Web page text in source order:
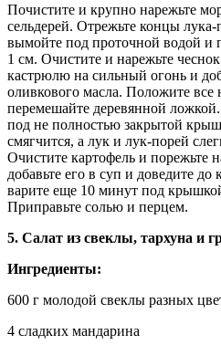
Почистите и крупно нарежьте
сельдерей. Отрежьте концы лука-
вымойте под проточной водой и
1 см. Очистите и нарежьте
кастрюлю на сильный огонь и
оливкового масла. Положите
перемешайте деревянной
под не полностью закрытой
смягчится, а лук и лук-порей
Очистите картофель и порежьте
добавьте его в суп и доведите до
варите еще 10 минут под
Приправьте солью и перцем.
5. Салат из свеклы, тархуна и
Ингредиенты:
600 г молодой свеклы разных
4 сладких мандарина